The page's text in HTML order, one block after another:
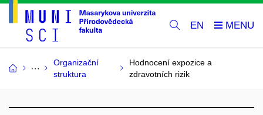
EN
Organizační
struktura
Hodnocení expozice a
zdravotních rizik